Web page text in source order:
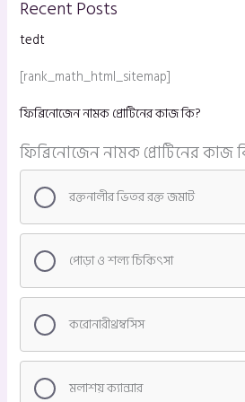
Recent Posts
tedt
[rank_math_html_sitemap]
ফিব্রিনোজেন নামক প্রোটিনের কাজ কি?
ফিব্রিনোজেন নামক প্রোটিনের কাজ
রক্তনালীর ভিতর রক্ত জমাট
পোড়া ও শল্য চিকিৎসা
করোনারীথ্রম্বসিস
মলাশয় ক্যান্সার